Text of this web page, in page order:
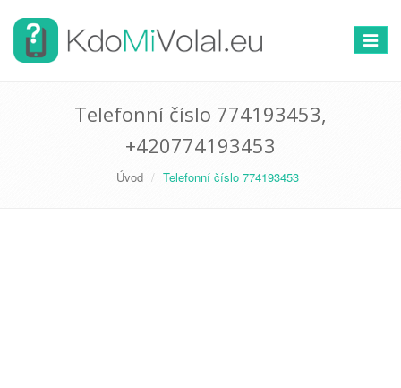
Telefonní číslo 774193453,
+420774193453
Úvod Telefonní číslo 774193453